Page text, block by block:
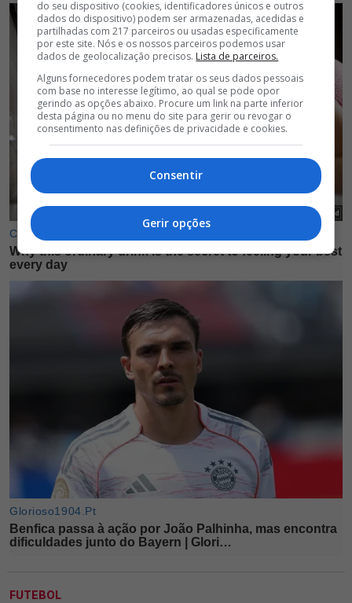
FUTEBOL
do seu dispositivo (cookies, identificadores únicos e outros
dados do dispositivo) podem ser armazenadas, acedidas e
partilhadas com 217 parceiros ou usadas especificamente
por este site. Nós e os nossos parceiros podemos usar
dados de geolocalização precisos. Lista de parceiros.
Alguns fornecedores podem tratar os seus dados pessoais
com base no interesse legítimo, ao qual se pode opor
gerindo as opções abaixo. Procure um link na parte inferior
desta página ou no menu do site para gerir ou revogar o
consentimento nas definições de privacidade e cookies.
Consentir
Gerir opções